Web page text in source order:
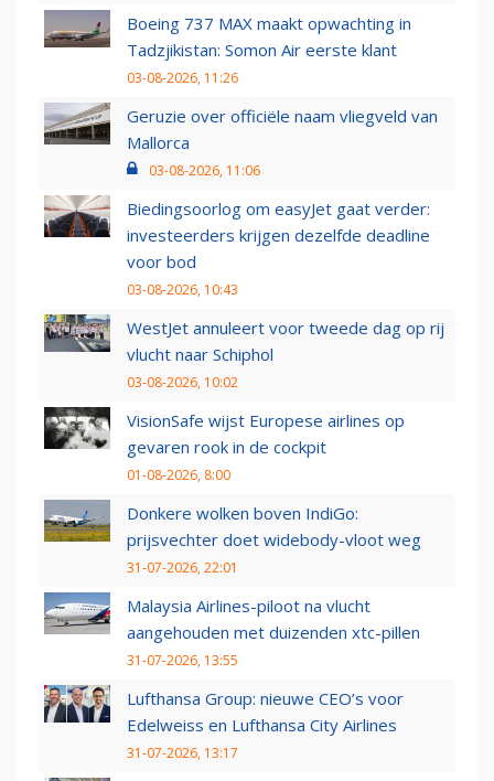
Boeing 737 MAX maakt opwachting in
Tadzjikistan: Somon Air eerste klant
03-08-2026, 11:26
Geruzie over officiële naam vliegveld van
Mallorca
03-08-2026, 11:06
Biedingsoorlog om easyJet gaat verder:
investeerders krijgen dezelfde deadline
voor bod
03-08-2026, 10:43
WestJet annuleert voor tweede dag op rij
vlucht naar Schiphol
03-08-2026, 10:02
VisionSafe wijst Europese airlines op
gevaren rook in de cockpit
01-08-2026, 8:00
Donkere wolken boven IndiGo:
prijsvechter doet widebody-vloot weg
31-07-2026, 22:01
Malaysia Airlines-piloot na vlucht
aangehouden met duizenden xtc-pillen
31-07-2026, 13:55
Lufthansa Group: nieuwe CEO’s voor
Edelweiss en Lufthansa City Airlines
31-07-2026, 13:17